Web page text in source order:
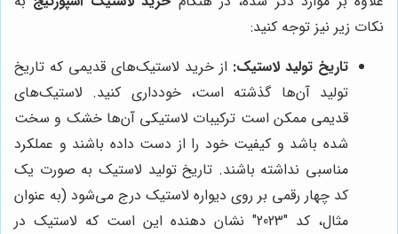
نکات زیر نیز توجه کنید:
تاریخ تولید لاستیک: از خرید لاستیک‌های قدیمی که تاریخ
تولید آن‌ها گذشته است، خودداری کنید. لاستیک‌های
قدیمی ممکن است ترکیبات لاستیکی آن‌ها خشک و سخت
شده باشد و کیفیت خود را از دست داده باشند و عملکرد
مناسبی نداشته باشند. تاریخ تولید لاستیک به صورت یک
کد چهار رقمی بر روی دیواره لاستیک درج می‌شود (به عنوان
مثال، کد "2023" نشان دهنده این است که لاستیک در